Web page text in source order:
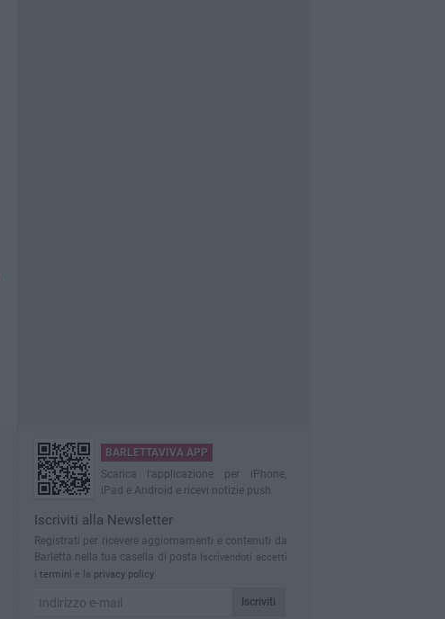
BARLETTAVIVA APP
Scarica l'applicazione per iPhone,
iPad e Android e ricevi notizie push
Iscriviti alla Newsletter
Registrati per ricevere aggiornamenti e contenuti da
Barletta nella tua casella di posta
Iscrivendoti accetti
i termini e la privacy policy
Iscriviti